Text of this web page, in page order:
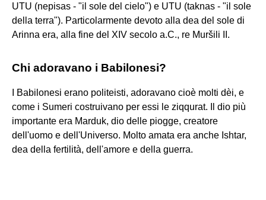
UTU (nepisas - "il sole del cielo") e UTU (taknas - "il sole
della terra"). Particolarmente devoto alla dea del sole di
Arinna era, alla fine del XIV secolo a.C., re Muršili II.
Chi adoravano i Babilonesi?
I Babilonesi erano politeisti, adoravano cioè molti dèi, e
come i Sumeri costruivano per essi le ziqqurat. Il dio più
importante era Marduk, dio delle piogge, creatore
dell'uomo e dell'Universo. Molto amata era anche Ishtar,
dea della fertilità, dell'amore e della guerra.